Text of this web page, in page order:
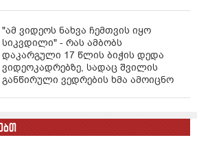
"ამ ვიდეოს ნახვა ჩემთვის იყო
სიკვდილი" - რას ამბობს
დაკარგული 17 წლის ბიჭის დედა
ვიდეოკადრებზე, სადაც შვილის
განწირული ვედრების ხმა ამოიცნო